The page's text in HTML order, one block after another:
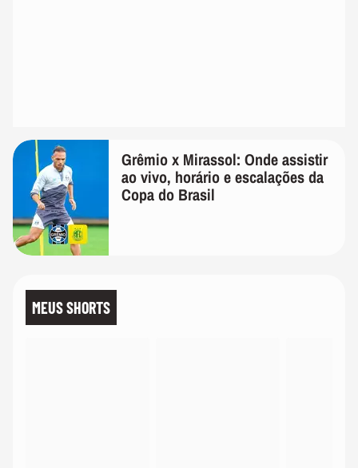
Grêmio x Mirassol: Onde assistir
ao vivo, horário e escalações da
Copa do Brasil
MEUS SHORTS